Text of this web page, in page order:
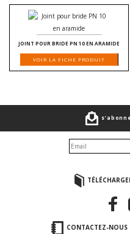
JOINT POUR BRIDE PN 10 EN ARAMIDE
VOIR LA FICHE PRODUIT
CONTACTEZ-NOUS